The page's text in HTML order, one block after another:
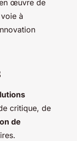
œuvre de
à
critique, de
de